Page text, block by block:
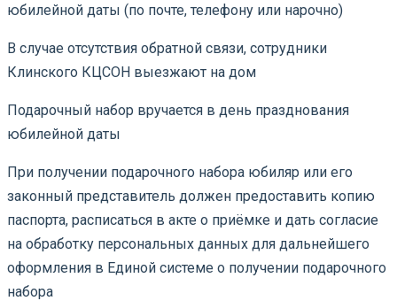
юбилейной даты (по почте, телефону или нарочно)
В случае отсутствия обратной связи, сотрудники
Клинского КЦСОН выезжают на дом
Подарочный набор вручается в день празднования
юбилейной даты
При получении подарочного набора юбиляр или его
законный представитель должен предоставить копию
паспорта, расписаться в акте о приёмке и дать согласие
на обработку персональных данных для дальнейшего
оформления в Единой системе о получении подарочного
набора